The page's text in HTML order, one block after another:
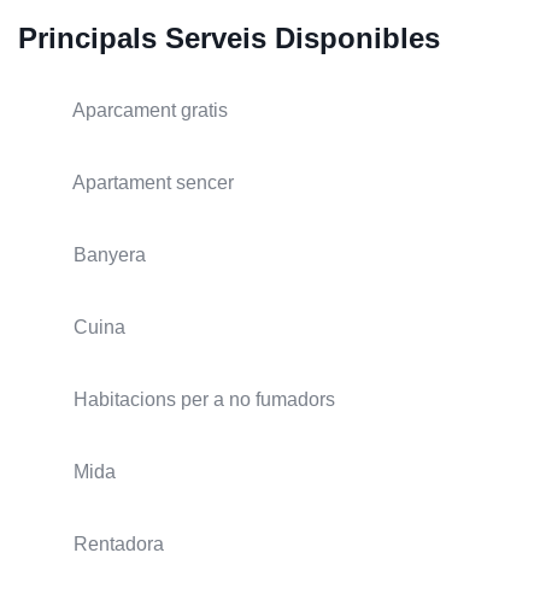
Principals Serveis Disponibles
Aparcament gratis
Apartament sencer
Banyera
Cuina
Habitacions per a no fumadors
Mida
Rentadora